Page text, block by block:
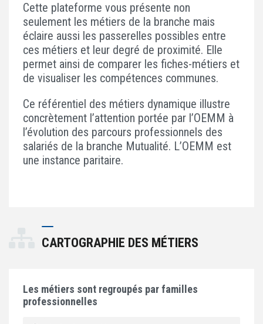
Les instances paritaires
La convention collective et les accords de branche
Égalité professionnelle entre les femmes et les hommes
Les rapports d’activité de la branche Mutualité
MÉTIERS
L’Observatoire des Métiers
Référentiel des métiers
Certifications professionnelles
Cette plateforme vous présente non
seulement les métiers de la branche mais
éclaire aussi les passerelles possibles entre
ces métiers et leur degré de proximité. Elle
permet ainsi de comparer les fiches-métiers et
de visualiser les compétences communes.
Ce référentiel des métiers dynamique illustre
concrètement l’attention portée par l’OEMM à
l’évolution des parcours professionnels des
salariés de la branche Mutualité. L’OEMM est
une instance paritaire.
CARTOGRAPHIE DES MÉTIERS
Les métiers sont regroupés par familles
professionnelles